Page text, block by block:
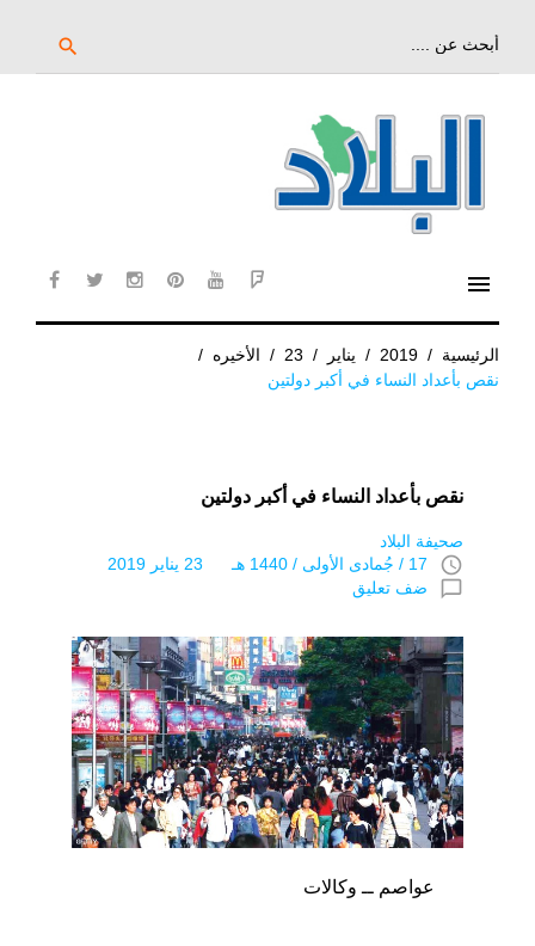
search
menu
الرئيسية /
2019
/ يناير /
23
/ الأخيره /
نقص بأعداد النساء في أكبر دولتين
نقص بأعداد النساء في أكبر دولتين
صحيفة البلاد
access_time 17 / جُمادى اﻷولى / 1440 هـ 23 يناير 2019
chat_bubble_outline ضف تعليق
عواصم ــ وكالات